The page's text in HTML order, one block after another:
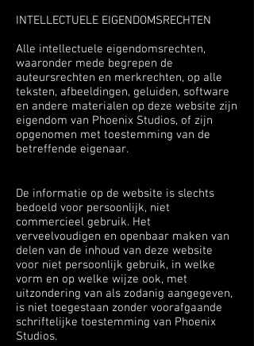
INTELLECTUELE EIGENDOMSRECHTEN
Alle intellectuele eigendomsrechten,
waaronder mede begrepen de
auteursrechten en merkrechten, op alle
teksten, afbeeldingen, geluiden, software
en andere materialen op deze website zijn
eigendom van Phoenix Studios, of zijn
opgenomen met toestemming van de
betreffende eigenaar.
De informatie op de website is slechts
bedoeld voor persoonlijk, niet
commercieel gebruik. Het
verveelvoudigen en openbaar maken van
delen van de inhoud van deze website
voor niet persoonlijk gebruik, in welke
vorm en op welke wijze ook, met
uitzondering van als zodanig aangegeven,
is niet toegestaan zonder voorafgaande
schriftelijke toestemming van Phoenix
Studios.